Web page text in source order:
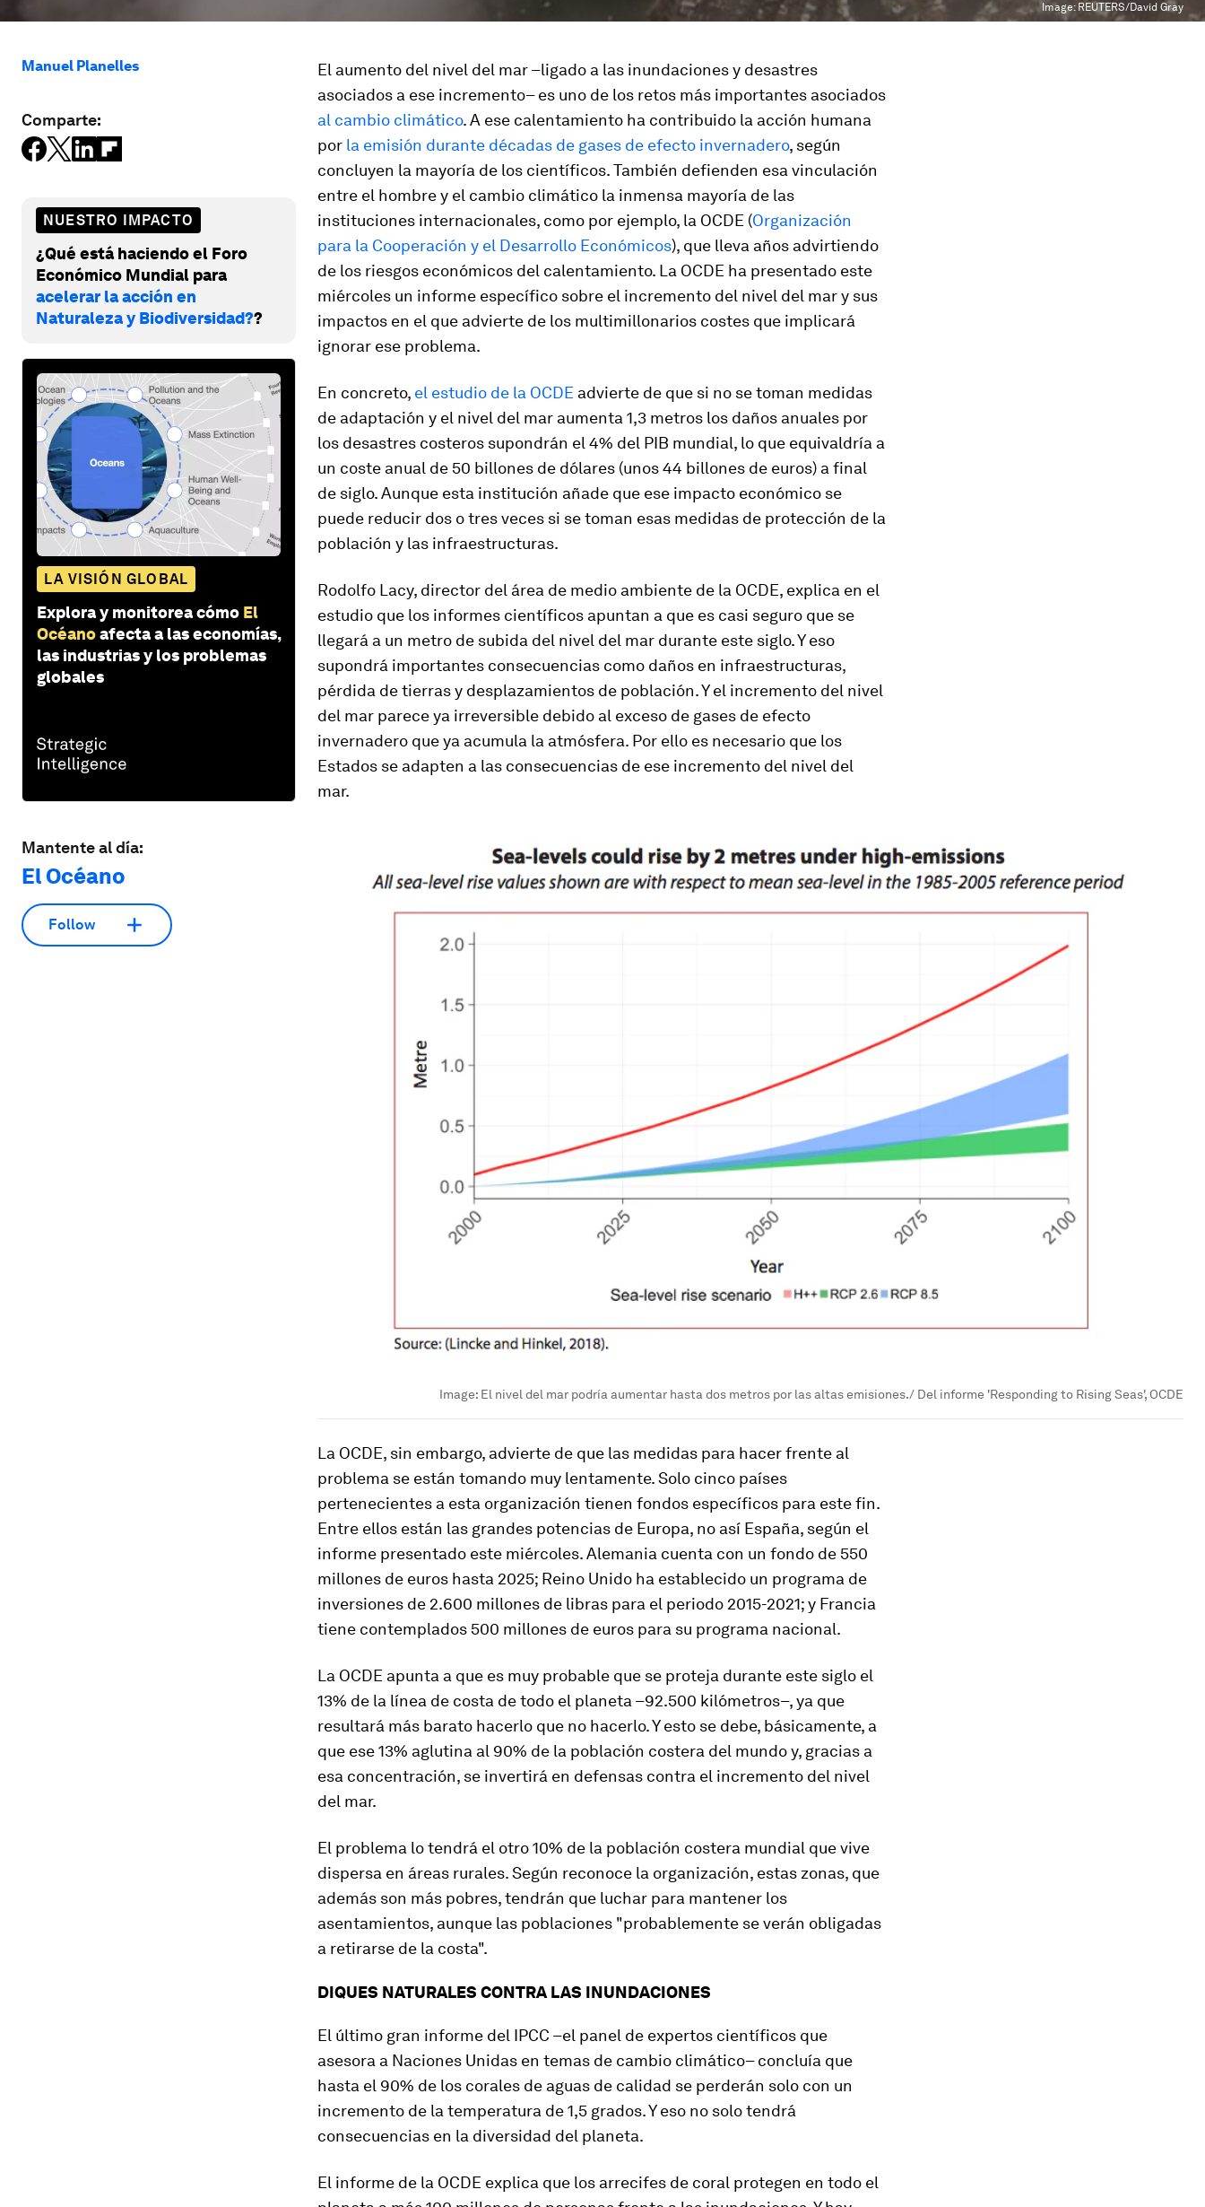
Image: REUTERS/David Gray
Manuel Planelles
Comparte:
NUESTRO IMPACTO
¿Qué está haciendo el Foro
Económico Mundial para
acelerar la acción en
Naturaleza y Biodiversidad??
LA VISIÓN GLOBAL
Explora y monitorea cómo El
Océanoafecta a las economías,
las industrias y los problemas
globales
Mantente al día:
El Océano
Follow
El aumento del nivel del mar –ligado a las inundaciones y desastres
asociados a ese incremento– es uno de los retos más importantes asociados
al cambio climático. A ese calentamiento ha contribuido la acción humana
por la emisión durante décadas de gases de efecto invernadero, según
concluyen la mayoría de los científicos. También defienden esa vinculación
entre el hombre y el cambio climático la inmensa mayoría de las
instituciones internacionales, como por ejemplo, la OCDE (Organización
para la Cooperación y el Desarrollo Económicos), que lleva años advirtiendo
de los riesgos económicos del calentamiento. La OCDE ha presentado este
miércoles un informe específico sobre el incremento del nivel del mar y sus
impactos en el que advierte de los multimillonarios costes que implicará
ignorar ese problema.
En concreto, el estudio de la OCDE advierte de que si no se toman medidas
de adaptación y el nivel del mar aumenta 1,3 metros los daños anuales por
los desastres costeros supondrán el 4% del PIB mundial, lo que equivaldría a
un coste anual de 50 billones de dólares (unos 44 billones de euros) a final
de siglo. Aunque esta institución añade que ese impacto económico se
puede reducir dos o tres veces si se toman esas medidas de protección de la
población y las infraestructuras.
Rodolfo Lacy, director del área de medio ambiente de la OCDE, explica en el
estudio que los informes científicos apuntan a que es casi seguro que se
llegará a un metro de subida del nivel del mar durante este siglo. Y eso
supondrá importantes consecuencias como daños en infraestructuras,
pérdida de tierras y desplazamientos de población. Y el incremento del nivel
del mar parece ya irreversible debido al exceso de gases de efecto
invernadero que ya acumula la atmósfera. Por ello es necesario que los
Estados se adapten a las consecuencias de ese incremento del nivel del
mar.
Image: El nivel del mar podría aumentar hasta dos metros por las altas emisiones./ Del informe 'Responding to Rising Seas', OCDE
La OCDE, sin embargo, advierte de que las medidas para hacer frente al
problema se están tomando muy lentamente. Solo cinco países
pertenecientes a esta organización tienen fondos específicos para este fin.
Entre ellos están las grandes potencias de Europa, no así España, según el
informe presentado este miércoles. Alemania cuenta con un fondo de 550
millones de euros hasta 2025; Reino Unido ha establecido un programa de
inversiones de 2.600 millones de libras para el periodo 2015-2021; y Francia
tiene contemplados 500 millones de euros para su programa nacional.
La OCDE apunta a que es muy probable que se proteja durante este siglo el
13% de la línea de costa de todo el planeta –92.500 kilómetros–, ya que
resultará más barato hacerlo que no hacerlo. Y esto se debe, básicamente, a
que ese 13% aglutina al 90% de la población costera del mundo y, gracias a
esa concentración, se invertirá en defensas contra el incremento del nivel
del mar.
El problema lo tendrá el otro 10% de la población costera mundial que vive
dispersa en áreas rurales. Según reconoce la organización, estas zonas, que
además son más pobres, tendrán que luchar para mantener los
asentamientos, aunque las poblaciones "probablemente se verán obligadas
a retirarse de la costa".
DIQUES NATURALES CONTRA LAS INUNDACIONES
El último gran informe del IPCC –el panel de expertos científicos que
asesora a Naciones Unidas en temas de cambio climático– concluía que
hasta el 90% de los corales de aguas de calidad se perderán solo con un
incremento de la temperatura de 1,5 grados. Y eso no solo tendrá
consecuencias en la diversidad del planeta.
El informe de la OCDE explica que los arrecifes de coral protegen en todo el